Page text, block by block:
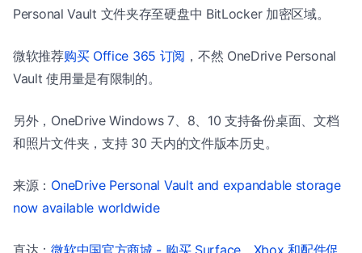
Personal Vault 文件夹存至硬盘中 BitLocker 加密区域。
微软推荐购买 Office 365 订阅 ，不然 OneDrive Personal
Vault 使用量是有限制的。
另外，OneDrive Windows 7、8、10 支持备份桌面、文档
和照片文件夹，支持 30 天内的文件版本历史。
来源： OneDrive Personal Vault and expandable storage
now available worldwide
直达：微软中国官方商城 - 购买 Surface、Xbox 和配件促